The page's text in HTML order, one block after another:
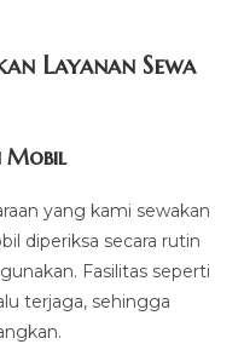
Layanan Sewa
Mobil
yang kami sewakan
diperiksa secara rutin
Fasilitas seperti
terjaga, sehingga